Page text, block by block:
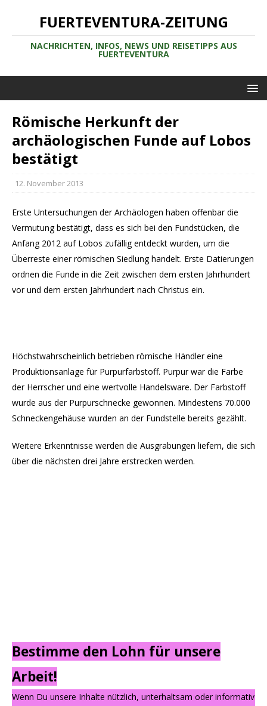
FUERTEVENTURA-ZEITUNG
NACHRICHTEN, INFOS, NEWS UND REISETIPPS AUS
FUERTEVENTURA
Römische Herkunft der
archäologischen Funde auf Lobos
bestätigt
12. November 2013
Erste Untersuchungen der Archäologen haben offenbar die
Vermutung bestätigt, dass es sich bei den Fundstücken, die
Anfang 2012 auf Lobos zufällig entdeckt wurden, um die
Überreste einer römischen Siedlung handelt. Erste Datierungen
ordnen die Funde in die Zeit zwischen dem ersten Jahrhundert
vor und dem ersten Jahrhundert nach Christus ein.
Höchstwahrscheinlich betrieben römische Händler eine
Produktionsanlage für Purpurfarbstoff. Purpur war die Farbe
der Herrscher und eine wertvolle Handelsware. Der Farbstoff
wurde aus der Purpurschnecke gewonnen. Mindestens 70.000
Schneckengehäuse wurden an der Fundstelle bereits gezählt.
Weitere Erkenntnisse werden die Ausgrabungen liefern, die sich
über die nächsten drei Jahre erstrecken werden.
Bestimme den Lohn für unsere
Arbeit!
Wenn Du unsere Inhalte nützlich, unterhaltsam oder informativ